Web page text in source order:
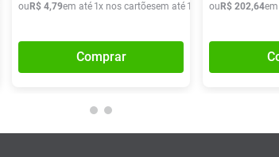
x deR$ 36,70
ou R$ 4,79em até 1x nos cartõesem até 1 R$ 4, 79
Comprar
ou R$ 202,64